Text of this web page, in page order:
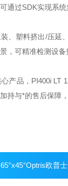
通过SDK实现系
、塑料挤出/压延
，可精准检测设
产品，PI400i LT
持与*的售后保障
欧普士宽视场红外热像